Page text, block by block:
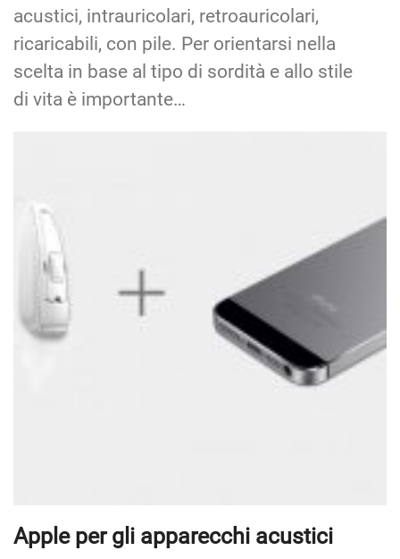
acustici, intrauricolari, retroauricolari,
ricaricabili, con pile. Per orientarsi nella
scelta in base al tipo di sordità e allo stile
di vita è importante…
Apple per gli apparecchi acustici